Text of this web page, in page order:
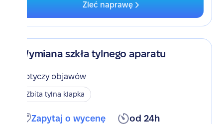
Zleć naprawę
Wymiana szkła tylnego aparatu
Dotyczy objawów
Zbita tylna klapka
Zapytaj o wycenę od 24h